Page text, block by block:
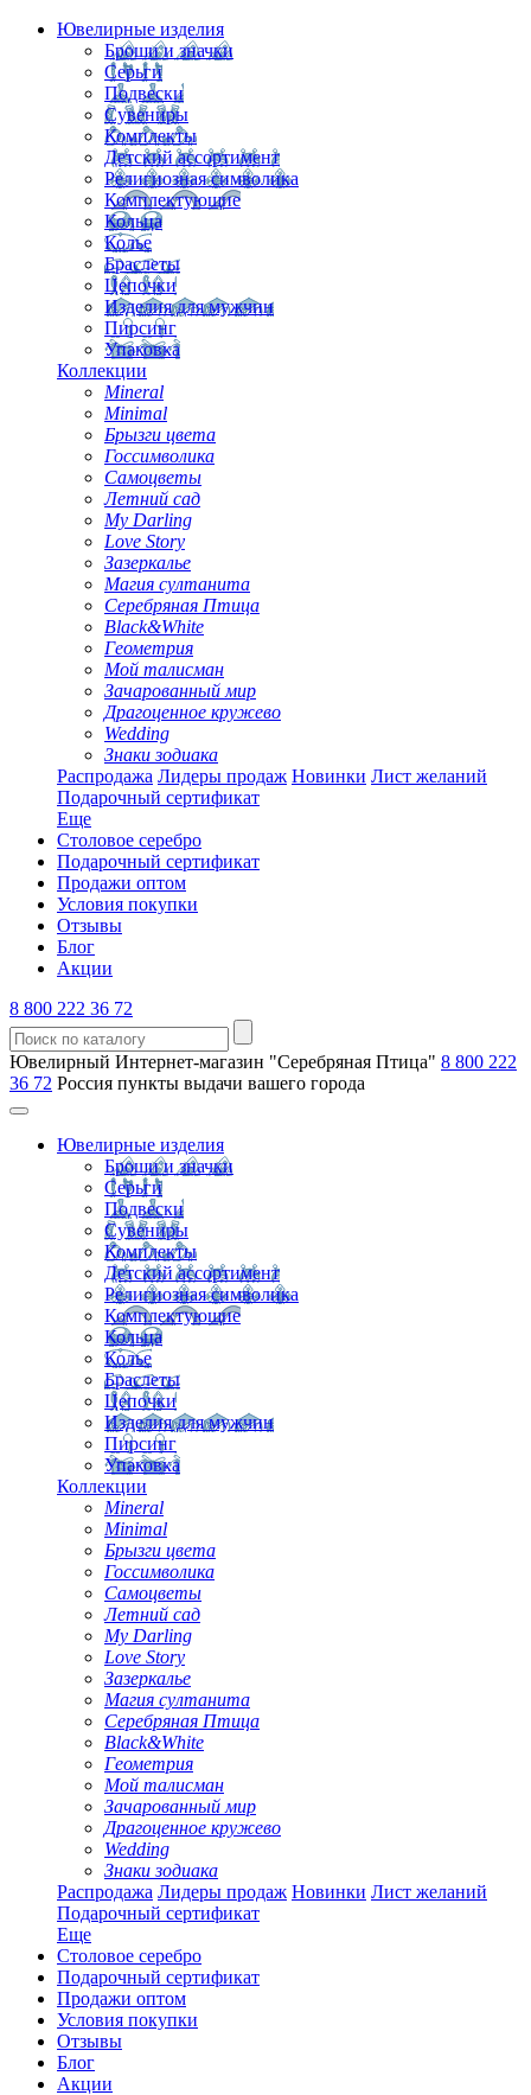
Ювелирные изделия
Броши и значки
Серьги
Подвески
Сувениры
Комплекты
Детский ассортимент
Религиозная символика
Комплектующие
Кольца
Колье
Браслеты
Цепочки
Изделия для мужчин
Пирсинг
Упаковка
Коллекции
Mineral
Minimal
Брызги цвета
Госсимволика
Самоцветы
Летний сад
My Darling
Love Story
Зазеркалье
Магия султанита
Серебряная Птица
Black&White
Геометрия
Мой талисман
Зачарованный мир
Драгоценное кружево
Wedding
Знаки зодиака
Распродажа Лидеры продаж Новинки Лист желаний
Подарочный сертификат
Еще
Столовое серебро
Подарочный сертификат
Продажи оптом
Условия покупки
Отзывы
Блог
Акции
8 800 222 36 72
Ювелирный Интернет-магазин "Серебряная Птица" 8 800 222
36 72 Россия пункты выдачи вашего города
Ювелирные изделия
Броши и значки
Серьги
Подвески
Сувениры
Комплекты
Детский ассортимент
Религиозная символика
Комплектующие
Кольца
Колье
Браслеты
Цепочки
Изделия для мужчин
Пирсинг
Упаковка
Коллекции
Mineral
Minimal
Брызги цвета
Госсимволика
Самоцветы
Летний сад
My Darling
Love Story
Зазеркалье
Магия султанита
Серебряная Птица
Black&White
Геометрия
Мой талисман
Зачарованный мир
Драгоценное кружево
Wedding
Знаки зодиака
Распродажа Лидеры продаж Новинки Лист желаний
Подарочный сертификат
Еще
Столовое серебро
Подарочный сертификат
Продажи оптом
Условия покупки
Отзывы
Блог
Акции